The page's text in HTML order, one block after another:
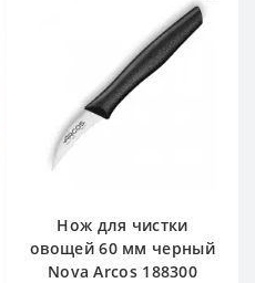
Нож для чистки
овощей 60 мм черный
Nova Arcos 188300